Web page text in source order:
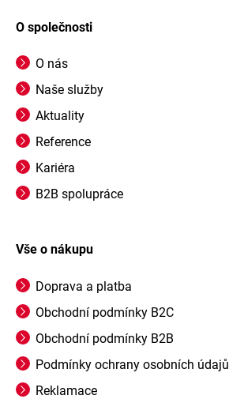
O společnosti
O nás
Naše služby
Aktuality
Reference
Kariéra
B2B spolupráce
Vše o nákupu
Doprava a platba
Obchodní podmínky B2C
Obchodní podmínky B2B
Podmínky ochrany osobních údajů
Reklamace